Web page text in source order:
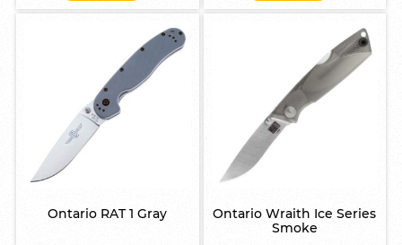
Ontario RAT 1 Gray
Ontario Wraith Ice Series
Smoke